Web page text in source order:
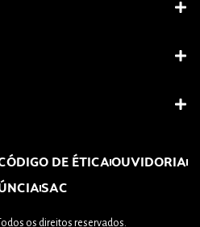
DE ÉTICAOUVIDORIA
SAC
os direitos reservados.